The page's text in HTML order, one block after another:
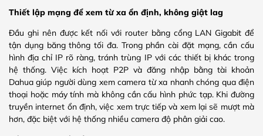
Thiết lập mạng để xem từ xa ổn định, không giật lag
Đầu ghi nên được kết nối với router bằng cổng LAN Gigabit để
tận dụng băng thông tối đa. Trong phần cài đặt mạng, cần cấu
hình địa chỉ IP rõ ràng, tránh trùng IP với các thiết bị khác trong
hệ thống. Việc kích hoạt P2P và đăng nhập bằng tài khoản
Dahua giúp người dùng xem camera từ xa nhanh chóng qua điện
thoại hoặc máy tính mà không cần cấu hình phức tạp. Khi đường
truyền internet ổn định, việc xem trực tiếp và xem lại sẽ mượt mà
hơn, đặc biệt với hệ thống nhiều camera độ phân giải cao.